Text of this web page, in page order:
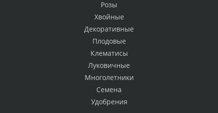
Розы
Хвойные
Декоративные
Плодовые
Клематисы
Луковичные
Многолетники
Семена
Удобрения